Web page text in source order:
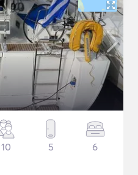
10 5 6